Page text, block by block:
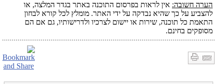
הערה חשובה: אין לראות בפרסום התוכנה באתר בגדר המלצה, או
להצביע על כך שהיא נבדקה על ידי האתר. מומלץ לכל קורא לבחון
התאמת כל תוכנה, שירות או יישום לצרכיו ולדרישותיו, גם אם הם
מסופקים בחינם.